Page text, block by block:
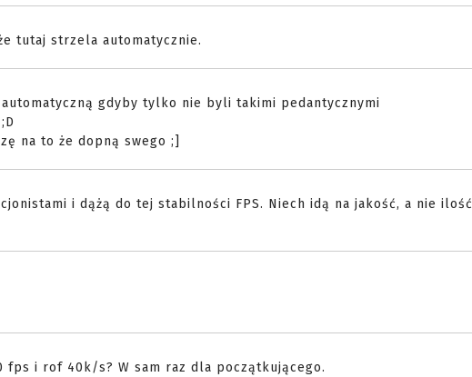
tutaj strzela automatycznie.
gdyby tylko nie byli takimi pedantycznymi
na to że dopną swego ;]
i dążą do tej stabilności FPS. Niech idą na jakość, a nie ilość
fps i rof 40k/s? W sam raz dla początkującego.